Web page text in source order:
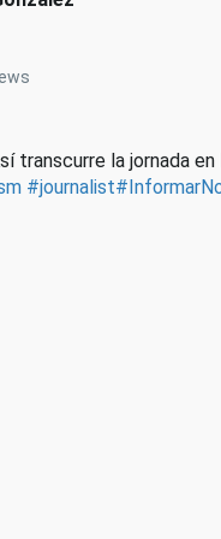
transcurre la jornada en
#journalist#